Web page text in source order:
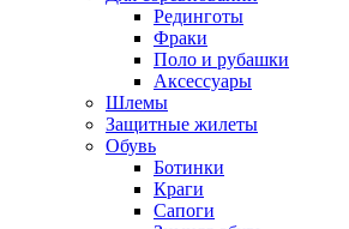
Рединготы
Фраки
Поло и рубашки
Аксессуары
Шлемы
Защитные жилеты
Обувь
Ботинки
Краги
Сапоги